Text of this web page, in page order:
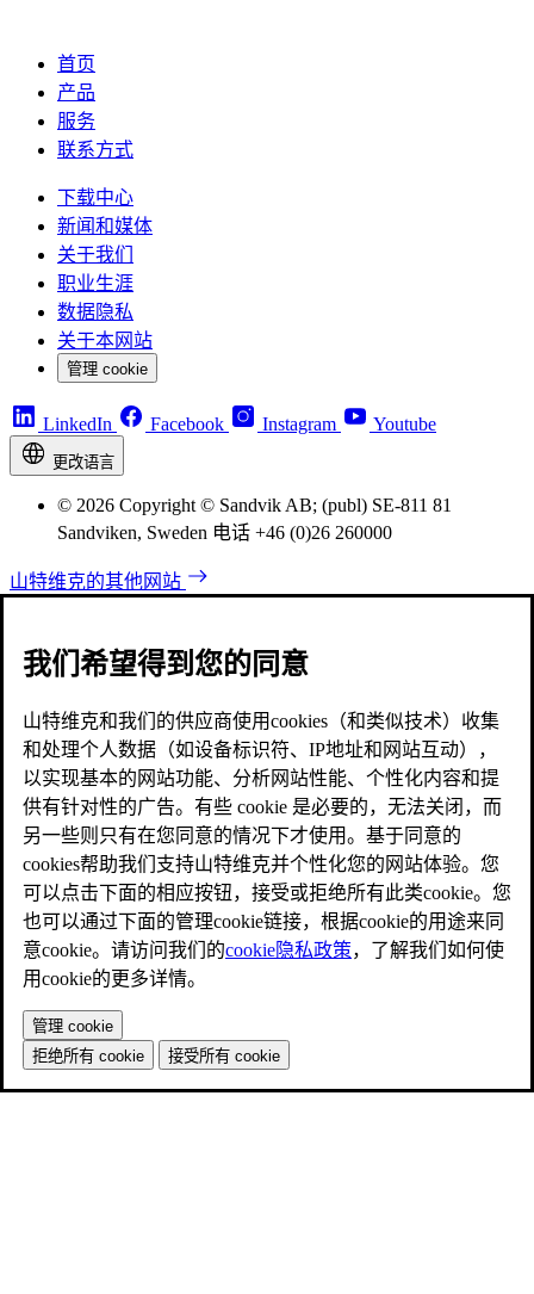
首页
产品
服务
联系方式
下载中心
新闻和媒体
关于我们
职业生涯
数据隐私
关于本网站
管理 cookie
LinkedIn Facebook Instagram Youtube
更改语言
© 2026 Copyright © Sandvik AB; (publ) SE-811 81
Sandviken, Sweden 电话 +46 (0)26 260000
山特维克的其他网站
我们希望得到您的同意
山特维克和我们的供应商使用cookies（和类似技术）收集
和处理个人数据（如设备标识符、IP地址和网站互动），
以实现基本的网站功能、分析网站性能、个性化内容和提
供有针对性的广告。有些 cookie 是必要的，无法关闭，而
另一些则只有在您同意的情况下才使用。基于同意的
cookies帮助我们支持山特维克并个性化您的网站体验。您
可以点击下面的相应按钮，接受或拒绝所有此类cookie。您
也可以通过下面的管理cookie链接，根据cookie的用途来同
意cookie。请访问我们的cookie隐私政策，了解我们如何使
用cookie的更多详情。
管理 cookie
拒绝所有 cookie
接受所有 cookie